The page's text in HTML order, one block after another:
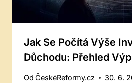
Jak Se Počítá Výše
Důchodu: Přehled
Od ČeskéReformy.cz 30. 6.